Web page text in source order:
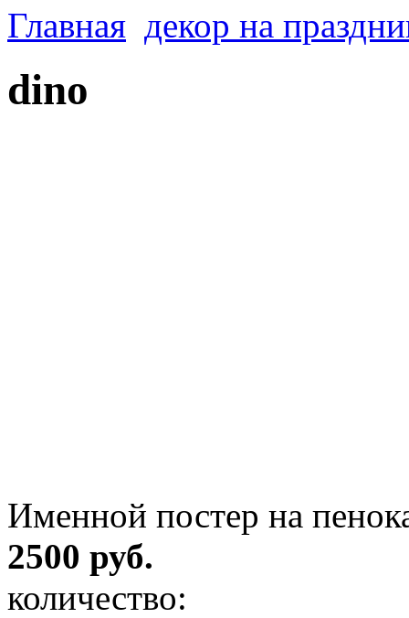
Главная декор на
dino
Именной постер на
2500 руб.
количество: